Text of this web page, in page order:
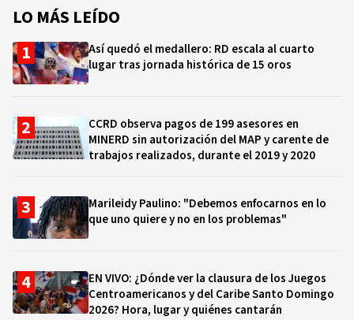
LO MÁS LEÍDO
Así quedó el medallero: RD escala al cuarto
lugar tras jornada histórica de 15 oros
CCRD observa pagos de 199 asesores en
MINERD sin autorización del MAP y carente de
trabajos realizados, durante el 2019 y 2020
Marileidy Paulino: "Debemos enfocarnos en lo
que uno quiere y no en los problemas"
EN VIVO: ¿Dónde ver la clausura de los Juegos
Centroamericanos y del Caribe Santo Domingo
2026? Hora, lugar y quiénes cantarán